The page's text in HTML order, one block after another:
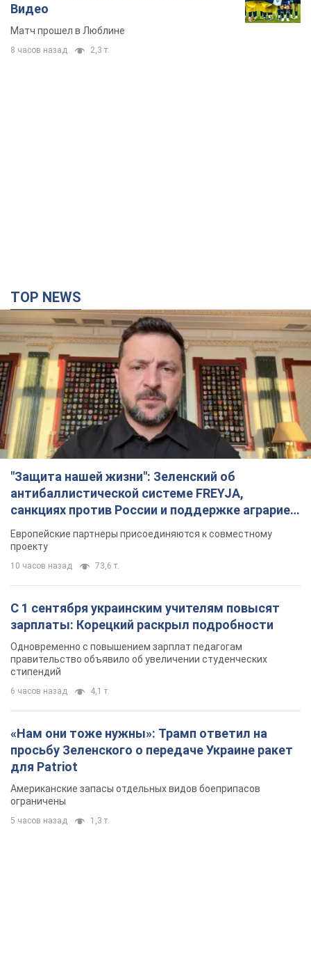
Видео
Матч прошел в Люблине
8 часов назад 2,3 т.
TOP NEWS
"Защита нашей жизни": Зеленский об
антибаллистической системе FREYJA,
санкциях против России и поддержке аграриев.
Видео
Европейские партнеры присоединяются к совместному
проекту
10 часов назад 73,6 т.
С 1 сентября украинским учителям повысят
зарплаты: Корецкий раскрыл подробности
Одновременно с повышением зарплат педагогам
правительство объявило об увеличении студенческих
стипендий
6 часов назад 4,1 т.
«Нам они тоже нужны»: Трамп ответил на
просьбу Зеленского о передаче Украине ракет
для Patriot
Американские запасы отдельных видов боеприпасов
ограничены
5 часов назад 1,3 т.